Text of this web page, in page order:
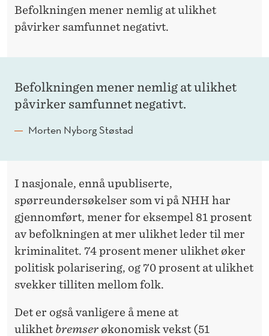
Befolkningen mener nemlig at ulikhet
påvirker samfunnet negativt.
Befolkningen mener nemlig at ulikhet
påvirker samfunnet negativt.
Morten Nyborg Støstad
I nasjonale, ennå upubliserte,
spørreundersøkelser som vi på NHH har
gjennomført, mener for eksempel 81 prosent
av befolkningen at mer ulikhet leder til mer
kriminalitet. 74 prosent mener ulikhet øker
politisk polarisering, og 70 prosent at ulikhet
svekker tilliten mellom folk.
Det er også vanligere å mene at
ulikhet bremser økonomisk vekst (51